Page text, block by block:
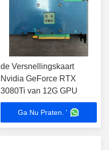
de Versnellingskaart
Nvidia GeForce RTX
3080Ti van 12G GPU
Ga Nu Praten. '